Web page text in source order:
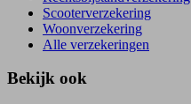
Scooterverzekering
Woonverzekering
Alle verzekeringen
Bekijk ook